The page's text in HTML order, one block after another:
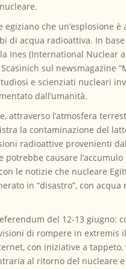
egiziano che
acqua radioattiva. In
Ines (International Nuclear
sul newsmagazine
e scienziati nucleari
dall’umanità.
l’atmosfera
la contaminazione del
radioattive provenienti
causare
le notizie che nucleare
in “disastro”, con
del 12-13 giugno:
di rompere in
con iniziative a
al ritorno del nucleare